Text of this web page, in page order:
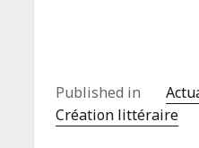
Published in
Création littéraire